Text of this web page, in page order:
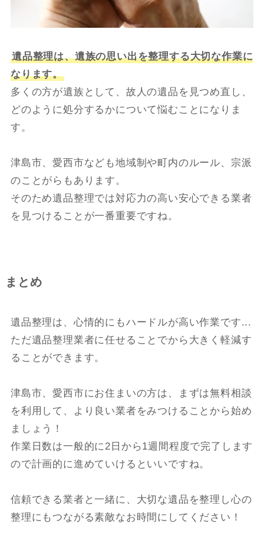
遺品整理は、遺族の思い出を整理する大切な作業に
なります。
多くの方が遺族として、故人の遺品を見つめ直し、
どのように処分するかについて悩むことになりま
す。
津島市、愛西市なども地域制や町内のルール、宗派
のことがらもあります。
そのため遺品整理では対応力の高い安心できる業者
を見つけることが一番重要ですね。
まとめ
遺品整理は、心情的にもハードルが高い作業です...
ただ遺品整理業者に任せることでから大きく軽減す
ることができます。
津島市、愛西市にお住まいの方は、まずは無料相談
を利用して、より良い業者をみつけることから始め
ましょう！
作業日数は一般的に2日から1週間程度で完了します
ので計画的に進めていけるといいですね。
信頼できる業者と一緒に、大切な遺品を整理し心の
整理にもつながる素敵なお時間にしてください！